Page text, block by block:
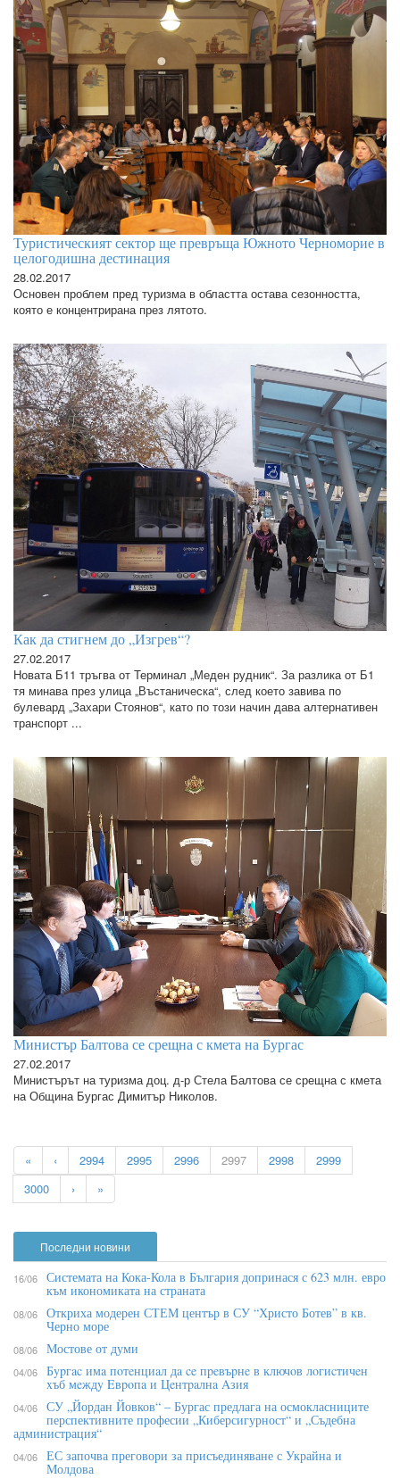
Туристическият сектор ще превръща Южното Черноморие в
целогодишна дестинация
28.02.2017
Основен проблем пред туризма в областта остава сезонността,
която е концентрирана през лятото.
Как да стигнем до „Изгрев“?
27.02.2017
Новата Б11 тръгва от Терминал „Меден рудник“. За разлика от Б1
тя минава през улица „Въстаническа“, след което завива по
булевард „Захари Стоянов“, като по този начин дава алтернативен
транспорт ...
Министър Балтова се срещна с кмета на Бургас
27.02.2017
Министърът на туризма доц. д-р Стела Балтова се срещна с кмета
на Община Бургас Димитър Николов.
« ‹ 2994 2995 2996 2997 2998
2999
3000
› »
Последни новини
16/06 Системата на Кока-Кола в България допринася с 623 млн. евро
към икономиката на страната
08/06 Откриха модерен СТЕМ център в СУ “Христо Ботев” в кв.
Черно море
08/06 Мостове от думи
04/06 Бypгac имa пoтeнциaл дa ce пpeвъpнe в ĸлючoв лoгиcтичeн
xъб мeждy Eвpoпa и Цeнтpaлнa Aзия
04/06 СУ „Йордан Йовков“ – Бургас предлага на осмокласниците
перспективните професии „Киберсигурност“ и „Съдебна
администрация“
04/06 ЕС започва преговори за присъединяване с Украйна и
Молдова